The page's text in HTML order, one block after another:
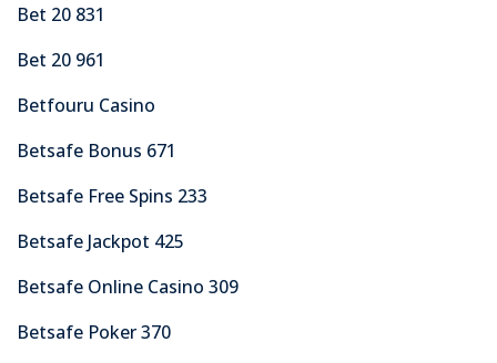
Bet 20 831
Bet 20 961
Betfouru Casino
Betsafe Bonus 671
Betsafe Free Spins 233
Betsafe Jackpot 425
Betsafe Online Casino 309
Betsafe Poker 370